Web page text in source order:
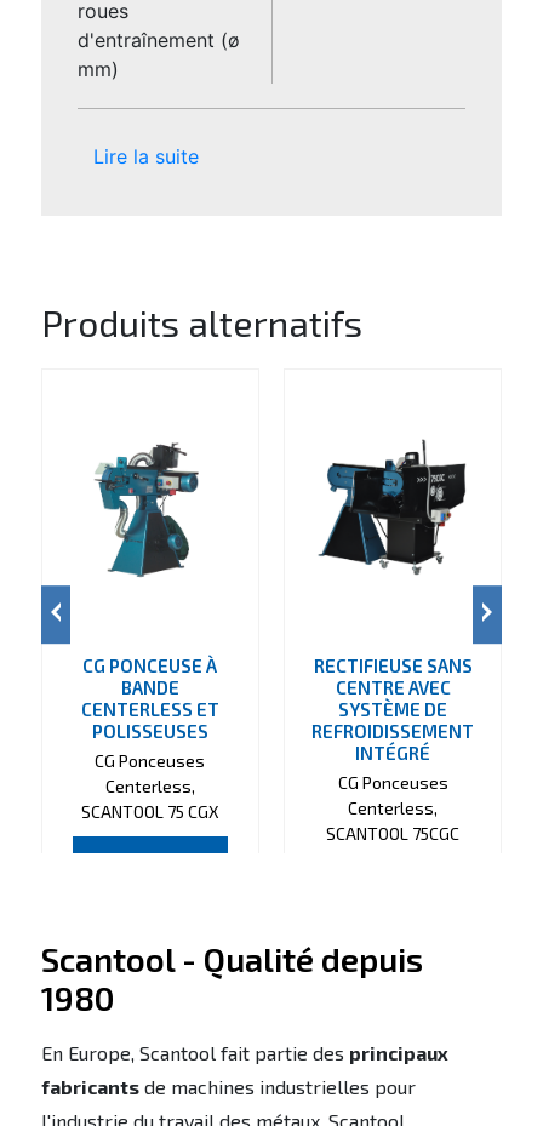
roues
d'entraînement (ø
mm)
Lire la suite
Produits alternatifs
CG PONCEUSE À
BANDE
CENTERLESS ET
POLISSEUSES
CG Ponceuses
Centerless,
SCANTOOL 75 CGX
RECTIFIEUSE SANS
CENTRE AVEC
SYSTÈME DE
REFROIDISSEMENT
INTÉGRÉ
CG Ponceuses
Centerless,
SCANTOOL 75CGC
Scantool - Qualité depuis
1980
En Europe, Scantool fait partie des principaux
fabricantsde machines industrielles pour
l'industrie du travail des métaux. Scantool